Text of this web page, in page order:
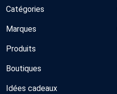
Catégories
Marques
Produits
Boutiques
Idées cadeaux